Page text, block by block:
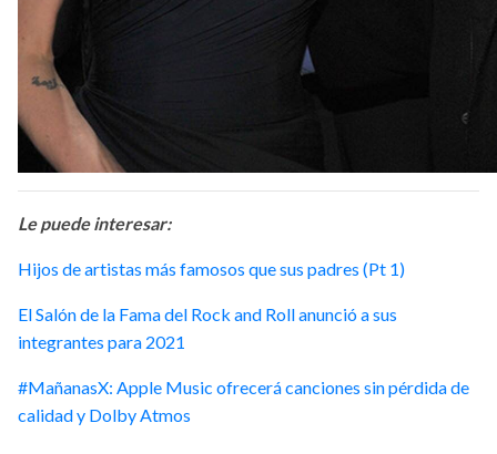
Le puede interesar:
Hijos de artistas más famosos que sus padres (Pt 1)
El Salón de la Fama del Rock and Roll anunció a sus
integrantes para 2021
#MañanasX: Apple Music ofrecerá canciones sin pérdida de
calidad y Dolby Atmos